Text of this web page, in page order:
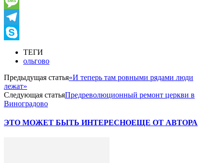
Message
Telegram
SkypeТЕГИ
ольгово
Предыдущая статья«И теперь там ровными рядами люди
лежат»
Следующая статьяПредреволюционный ремонт церкви в
Виноградово
ЭТО МОЖЕТ БЫТЬ ИНТЕРЕСНОЕЩЕ ОТ АВТОРА